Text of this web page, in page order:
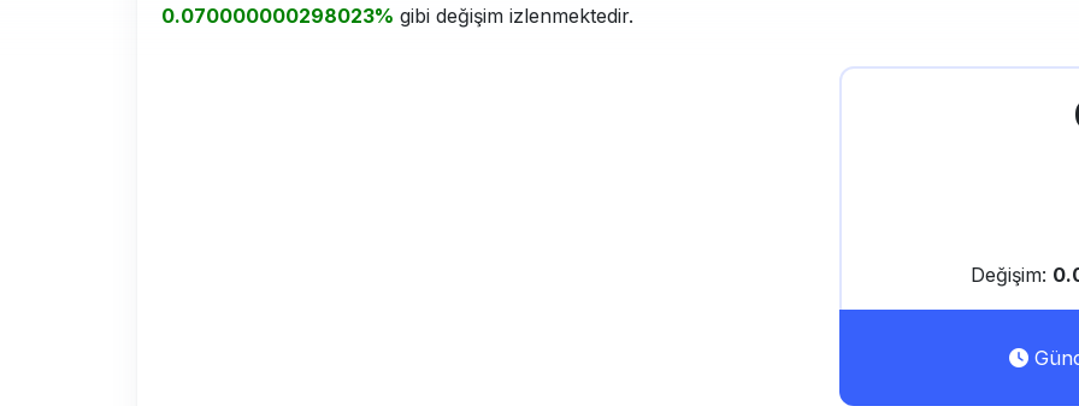
0.070000000298023% gibi değişim izlenmektedir.
Değişim: